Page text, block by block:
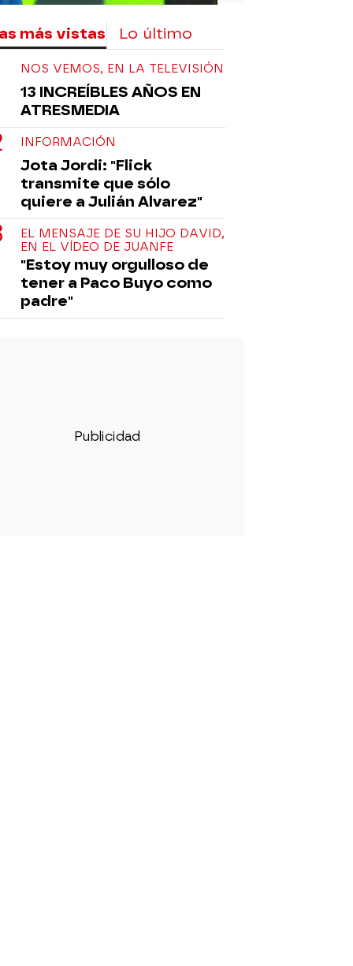
más vistas Lo último
NOS VEMOS, EN LA TELEVISIÓN
13 INCREÍBLES AÑOS EN
ATRESMEDIA
INFORMACIÓN
Jota Jordi: "Flick
transmite que sólo
quiere a Julián Alvarez"
EL MENSAJE DE SU HIJO DAVID,
EN EL VÍDEO DE JUANFE
"Estoy muy orgulloso de
tener a Paco Buyo como
padre"